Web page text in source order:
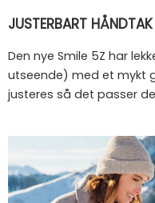
JUSTERBART HÅNDTAK
Den nye Smile 5Z har
utseende) med et mykt
justeres så det passer